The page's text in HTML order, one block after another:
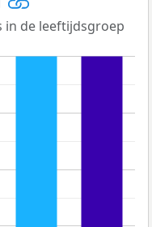
in de leeftijdsgroep